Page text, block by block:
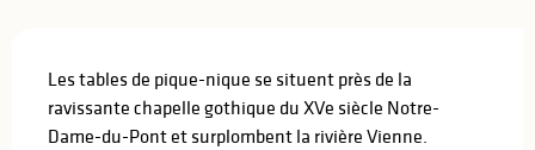
Les tables de pique-nique se situent près de la
ravissante chapelle gothique du XVe siècle Notre-
Dame-du-Pont et surplombent la rivière Vienne.